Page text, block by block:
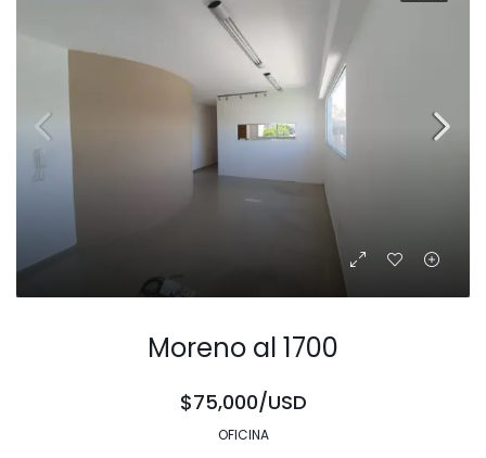
Moreno al 1700
$75,000/USD
OFICINA